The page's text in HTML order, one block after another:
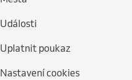
Události
Uplatnit poukaz
Nastavení cookies